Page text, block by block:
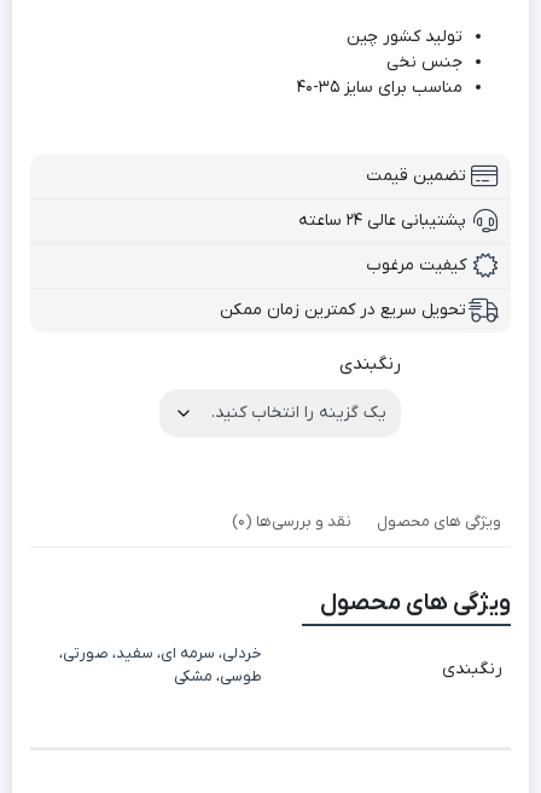
تولید کشور چین
جنس نخی
مناسب برای سایز 35-40
تضمین قیمت
پشتیبانی عالی ۲۴ ساعته
کیفیت مرغوب
تحویل سریع در کمترین زمان ممکن
رنگبندی
ویژگی های محصول نقد و بررسی‌ها (0)
ویژگی های محصول
رنگبندی
خردلی، سرمه ای، سفید، صورتی،
طوسی، مشکی